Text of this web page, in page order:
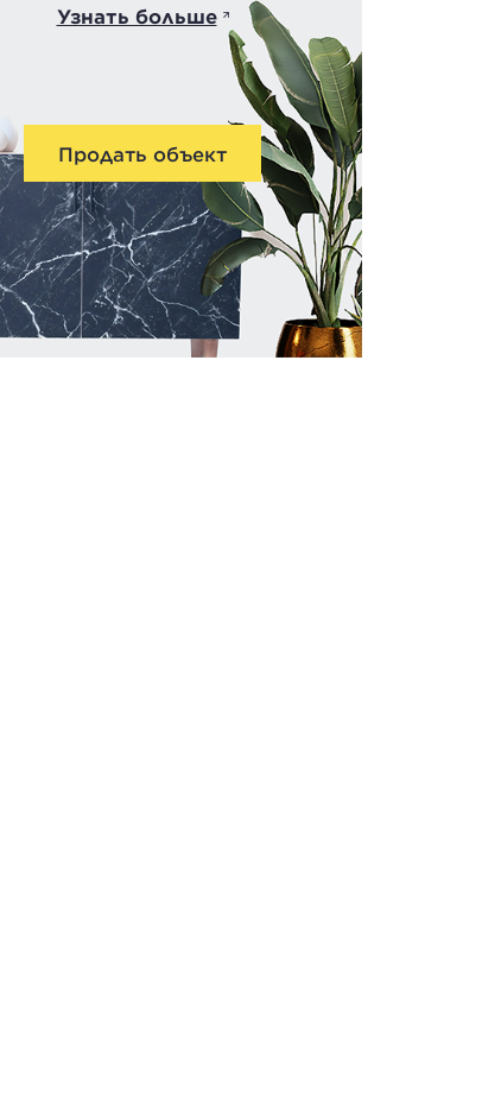
Узнать больше
Продать объект